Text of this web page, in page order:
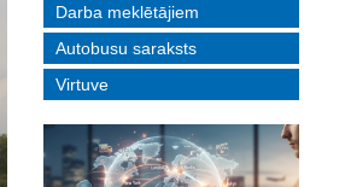
Darba meklētājiem
Autobusu saraksts
Virtuve